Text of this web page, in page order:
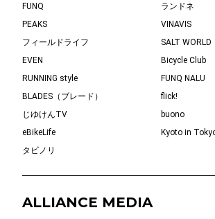
FUNQ
ランドネ
PEAKS
VINAVIS
フィールドライフ
SALT WORLD
EVEN
Bicycle Club
RUNNING style
FUNQ NALU
BLADES（ブレード）
flick!
じゆけんTV
buono
eBikeLife
Kyoto in
タビノリ
ALLIANCE MEDIA